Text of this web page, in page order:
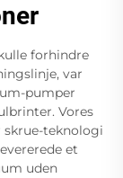
forhindre
var
pumper
Vores
skrue-teknologi
et
uden